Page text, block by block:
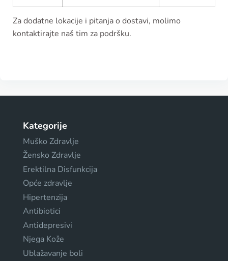
Za dodatne lokacije i pitanja o dostavi, molimo
kontaktirajte naš tim za podršku.
Kategorije
Muško Zdravlje
Žensko Zdravlje
Erektilna Disfunkcija
Opće zdravlje
Hipertenzija
Antibiotici
Antidepresivi
Njega Kože
Ublažavanje boli